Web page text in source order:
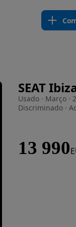
SEAT
Usado · Março ·
Discriminado ·
13 990